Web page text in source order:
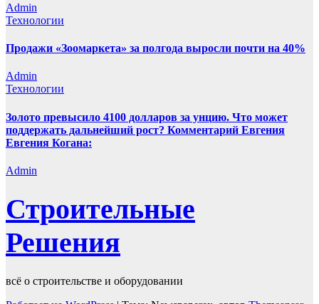
Admin
Технологии
Продажи «Зоомаркета» за полгода выросли почти на 40%
Admin
Технологии
Золото превысило 4100 долларов за унцию. Что может
поддержать дальнейший рост? Комментарий Евгения
Евгения Когана:
Admin
Строительные
Решения
всё о строительстве и оборудовании